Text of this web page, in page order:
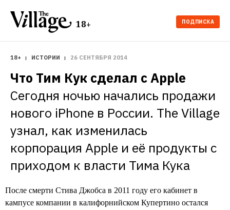
18+ ПОДПИСКА
18+ ИСТОРИИ 26 СЕНТЯБРЯ 2014
Что Тим Кук сделал с Apple
Сегодня ночью начались продажи
нового iPhone в России. The Village
узнал, как изменилась
корпорация Apple и её продукты с
приходом к власти Тима Кука
После смерти Стива Джобса в 2011 году его кабинет в
кампусе компании в калифорнийском Купертино остался